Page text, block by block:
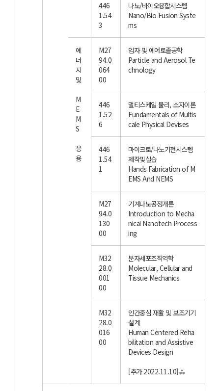
446
1.54
3
나노/바이오융합시스템
Nano/Bio Fusion Syste
ms
에
너
지
및
M
E
M
S
응
용
M27
94.0
064
00
입자 및 에어로졸공학
Particle and Aerosol Te
chnology
446
1.52
6
멀티스케일 물리, 소자이론
Fundamentals of Multis
cale Physical Devises
446
1.54
1
마이크로/나노기전시스템
제작및실습
Hands Fabrication of M
EMS And NEMS
M27
94.0
130
00
기계나노공정개론
Introduction to Mecha
nical Nanotech Process
ing
M32
28.0
001
00
분자세포조직역학
Molecular, Cellular and
Tissue Mechanics
M32
28.0
016
00
인간중심 재활 및 보조기기
설계
Human Centered Reha
bilitation and Assistive
Devices Design
[추가 2022.11.10]⁂